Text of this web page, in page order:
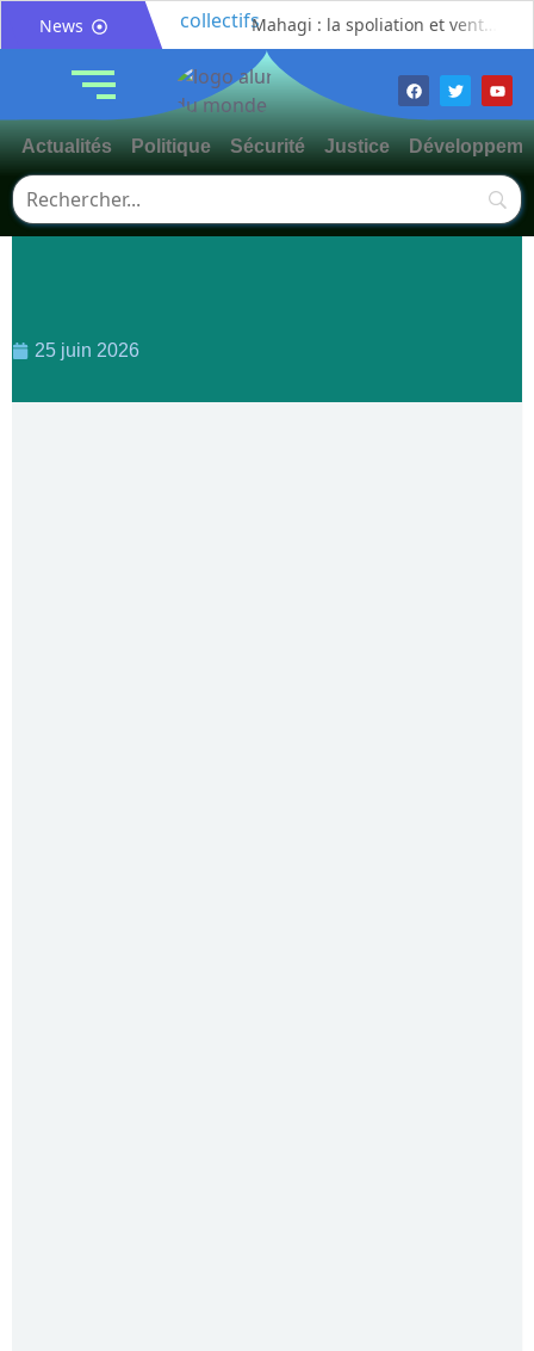
News
Mahagi : la spoliation et vente illicite des pâturages collectifs au cœur d’un débat sur les risques de conflits fonciers
Bunia : l’AIDAC-ASBL organise une prière d’action de grâce en l’honneur des finalistes musulmans admis à l’Examen d’État édition 2026
Bunia : des jeunes sensibilisés à la masculinité positive pour lutter contre les violences basées sur le genre
Ituri / Riposte contre Ebola : World Vision forme 50 leaders religieux à Bunia pour transformer la foi en actions contre Ebola
Actualités Politique Sécurité Justice
25 juin 2026